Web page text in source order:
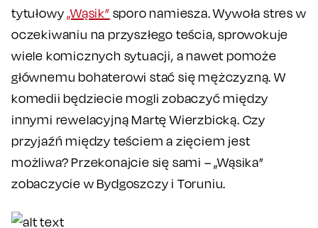
tytułowy„Wąsik” sporo namiesza. Wywoła stres w
oczekiwaniu na przyszłego teścia, sprowokuje
wiele komicznych sytuacji, a nawet pomoże
głównemu bohaterowi stać się mężczyzną. W
komedii będziecie mogli zobaczyć między
innymi rewelacyjną Martę Wierzbicką. Czy
przyjaźń między teściem a zięciem jest
możliwa? Przekonajcie się sami – „Wąsika”
zobaczycie w Bydgoszczy i Toruniu.